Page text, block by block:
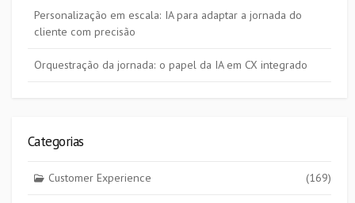
Personalização em escala: IA para adaptar a jornada do
cliente com precisão
Orquestração da jornada: o papel da IA em CX integrado
Categorias
Customer Experience (169)